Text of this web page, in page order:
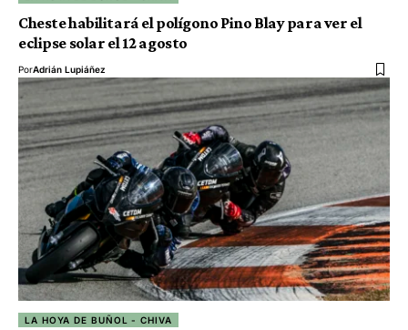
Cheste habilitará el polígono Pino Blay para ver el
eclipse solar el 12 agosto
PorAdrián Lupiáñez
LA HOYA DE BUÑOL - CHIVA